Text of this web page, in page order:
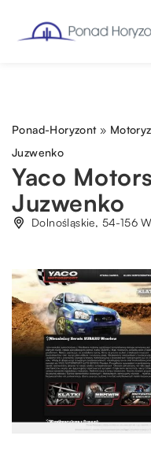
Ponad-Horyzont»
Juzwenko
Yaco
Juzwenko
Dolnośląskie, 54-156